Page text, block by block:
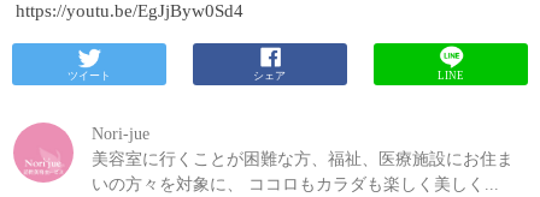
https://youtu.be/EgJjByw0Sd4
ツイート シェア LINE
Nori-jue
美容室に行くことが困難な方、福祉、医療施設にお住ま
いの方々を対象に、 ココロもカラダも楽しく美しく...